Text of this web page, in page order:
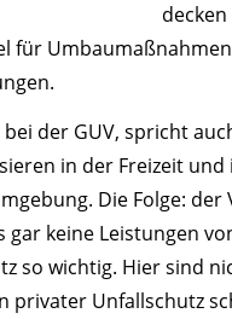
für
der GUV, spricht
in der Freizeit
Die Folge:
keine Leistungen
so wichtig. Hier sind
privater Unfallschutz